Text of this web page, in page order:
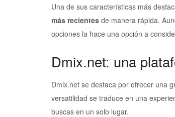
Una de sus características más
más recientes de manera rápida.
opciones la hace una opción a
Dmix.net: una
Dmix.net se destaca por ofrecer una
versatilidad se traduce en una
buscas en un solo lugar.